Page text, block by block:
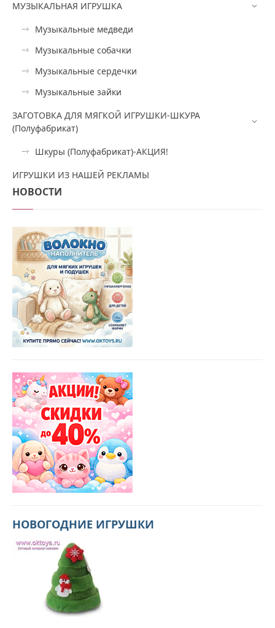
МУЗЫКАЛЬНАЯ ИГРУШКА
Музыкальные медведи
Музыкальные собачки
Музыкальные сердечки
Музыкальные зайки
ЗАГОТОВКА ДЛЯ МЯГКОЙ ИГРУШКИ-ШКУРА
(Полуфабрикат)
Шкуры (Полуфабрикат)-АКЦИЯ!
ИГРУШКИ ИЗ НАШЕЙ РЕКЛАМЫ
НОВОСТИ
НОВОГОДНИЕ ИГРУШКИ